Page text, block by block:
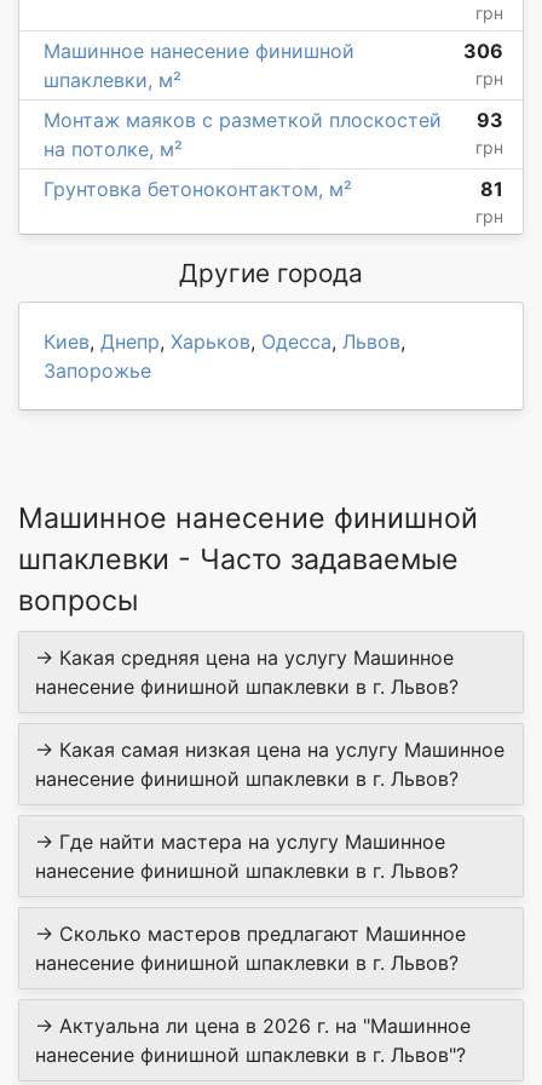
грн
Машинное нанесение финишной
шпаклевки, м²
306
грн
Монтаж маяков с разметкой плоскостей
на потолке, м²
93
грн
Грунтовка бетоноконтактом, м² 81
грн
Другие города
Киев, Днепр, Харьков, Одесса, Львов,
Запорожье
Машинное нанесение финишной
шпаклевки - Часто задаваемые
вопросы
→ Какая средняя цена на услугу Машинное
нанесение финишной шпаклевки в г. Львов?
→ Какая самая низкая цена на услугу Машинное
нанесение финишной шпаклевки в г. Львов?
→ Где найти мастера на услугу Машинное
нанесение финишной шпаклевки в г. Львов?
→ Сколько мастеров предлагают Машинное
нанесение финишной шпаклевки в г. Львов?
→ Актуальна ли цена в 2026 г. на "Машинное
нанесение финишной шпаклевки в г. Львов"?